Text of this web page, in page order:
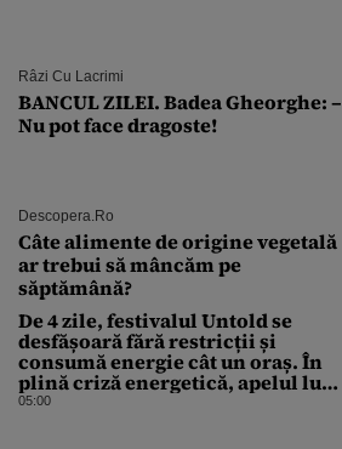
Râzi Cu Lacrimi
BANCUL ZILEI. Badea Gheorghe: –
Nu pot face dragoste!
Descopera.ro
Câte alimente de origine vegetală
ar trebui să mâncăm pe
săptămână?
De 4 zile, festivalul Untold se
desfășoară fără restricții și
consumă energie cât un oraș. În
plină criză energetică, apelul lui
Bolojan de economisire a
05:00